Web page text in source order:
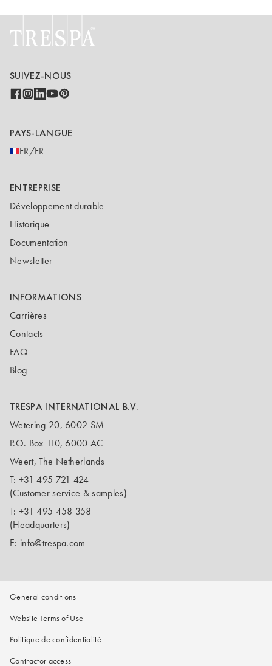
SUIVEZ-NOUS
PAYS-LANGUE
FR/FR
ENTREPRISE
Développement durable
Historique
Documentation
Newsletter
INFORMATIONS
Carrières
Contacts
FAQ
Blog
TRESPA INTERNATIONAL B.V.
Wetering 20, 6002 SM
P.O. Box 110, 6000 AC
Weert, The Netherlands
T: +31 495 721 424
(Customer service & samples)
T: +31 495 458 358
(Headquarters)
E: info@trespa.com
General conditions
Website Terms of Use
Politique de confidentialité
Contractor access